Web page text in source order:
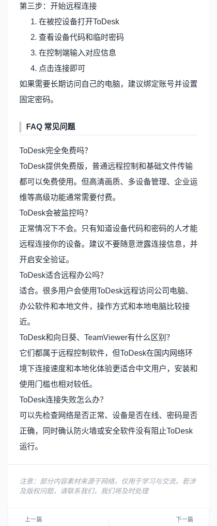
第三步：开始远程连接
在被控设备打开ToDesk
查看设备代码和临时密码
在控制端输入对应信息
点击连接即可
如果需要长期访问自己的电脑，建议绑定账号并设置
固定密码。
FAQ 常见问题
ToDesk完全免费吗？
ToDesk提供免费版，普通远程控制和基础文件传输
都可以免费使用。但高清画质、多设备管理、企业运
维等高级功能通常需要付费。
ToDesk会被监控吗？
正常情况下不会。只有知道设备代码和密码的人才能
远程连接你的设备。建议不要随意泄露连接信息，并
开启安全验证。
ToDesk适合远程办公吗？
适合。很多用户会使用ToDesk远程访问公司电脑、
办公软件和本地文件，操作方式和本地电脑比较接
近。
ToDesk和向日葵、TeamViewer有什么区别？
它们都属于远程控制软件，但ToDesk在国内网络环
境下连接速度和本地化体验更适合中文用户，安装和
使用门槛也相对较低。
ToDesk连接失败怎么办？
可以先检查网络是否正常、设备是否在线、密码是否
正确，同时确认防火墙或安全软件没有阻止ToDesk
运行。
注意：部分内容素材来源于网络，仅用于学习与交流，若涉
及版权问题，请联系我们，我们将及时处理
上一篇 下一篇